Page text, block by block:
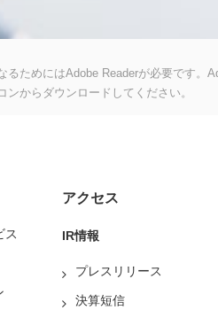
るためにはAdobe Readerが必要です。
からダウンロードしてください。
ス
アクセス
IR情報
プレスリリース
決算短信